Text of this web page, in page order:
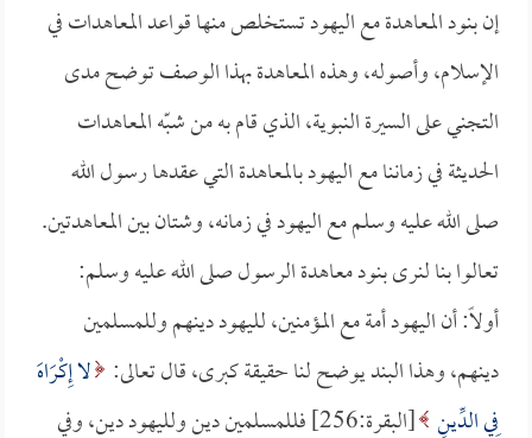
إن بنود المعاهدة مع اليهود تستخلص منها قواعد المعاهدات في
الإسلام، وأصوله، وهذه المعاهدة بهذا الوصف توضح مدى
التجني على السيرة النبوية، الذي قام به من شبّه المعاهدات
الحديثة في زماننا مع اليهود بالمعاهدة التي عقدها رسول الله
صلى الله عليه وسلم مع اليهود في زمانه، وشتان بين المعاهدتين.
تعالوا بنا لنرى بنود معاهدة الرسول صلى الله عليه وسلم:
أولاً: أن اليهود أمة مع المؤمنين، لليهود دينهم وللمسلمين
دينهم، وهذا البند يوضح لنا حقيقة كبرى، قال تعالى: لا إِكْرَاهَ
فِي الدِّينِ
[البقرة:256] فللمسلمين دين ولليهود دين، وفي